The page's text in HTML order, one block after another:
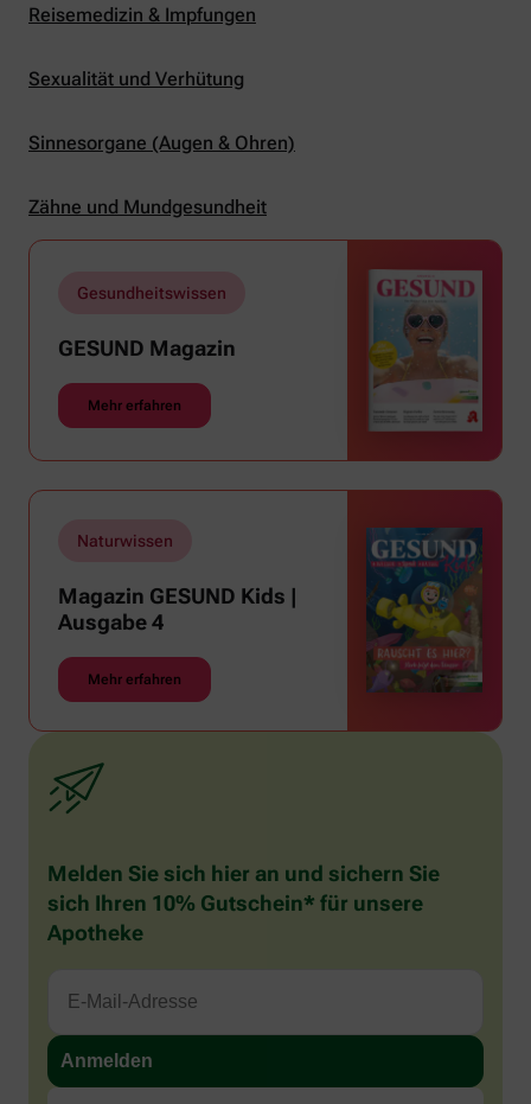
Reisemedizin & Impfungen
Sexualität und Verhütung
Sinnesorgane (Augen & Ohren)
Zähne und Mundgesundheit
Gesundheitswissen
GESUND Magazin
Mehr erfahren
Naturwissen
Magazin GESUND Kids |
Ausgabe 4
Mehr erfahren
Melden Sie sich hier an und sichern Sie
sich Ihren 10% Gutschein* für unsere
Apotheke